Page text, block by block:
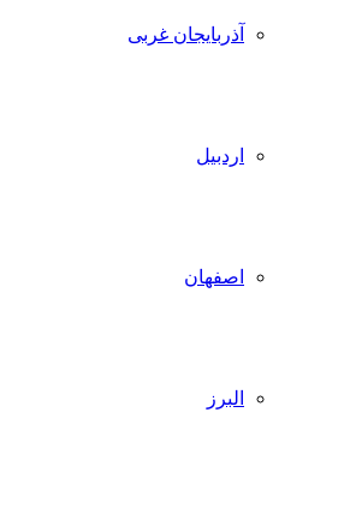
آذربایجان غربی
اردبیل
اصفهان
البرز